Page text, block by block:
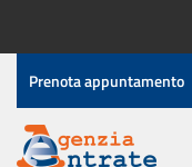
contenuto
Menu
di
servizio
Prenota appuntamento